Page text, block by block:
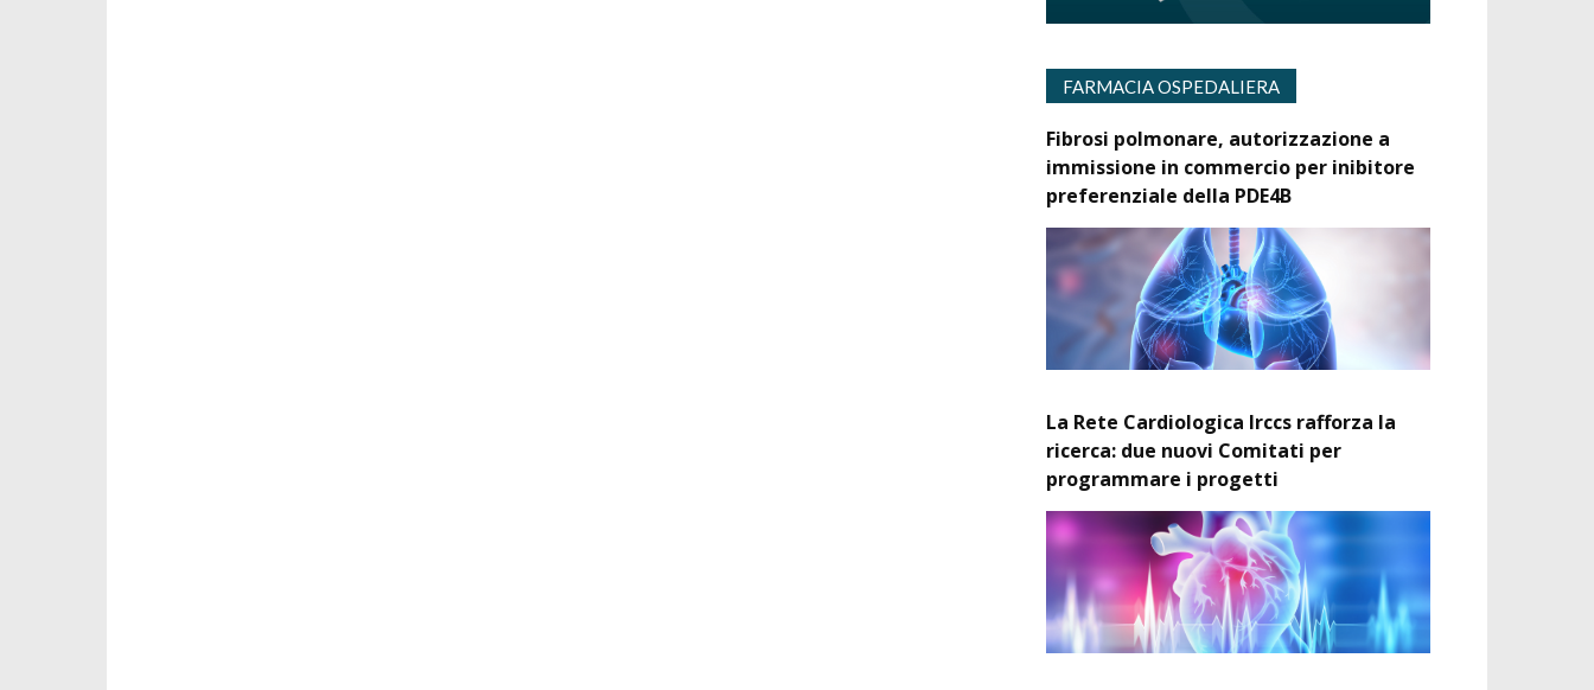
FARMACIA OSPEDALIERA
Fibrosi polmonare, autorizzazione a
immissione in commercio per inibitore
preferenziale della PDE4B
La Rete Cardiologica Irccs rafforza la
ricerca: due nuovi Comitati per
programmare i progetti